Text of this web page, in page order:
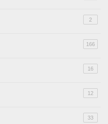
2
166
16
12
33